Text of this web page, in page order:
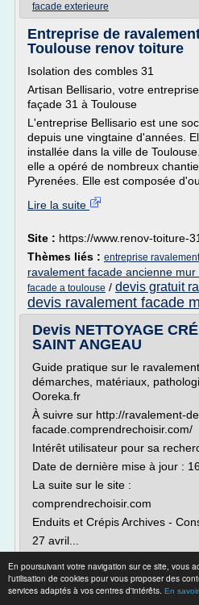
En poursuivant votre navigation sur ce site, vous
l'utilisation de cookies pour vous proposer des
services adaptés à vos centres d'intérêts. En
facade exterieure
Entreprise de
Toulouse renov toiture
Isolation des combles 31
Artisan Bellisario, votre
façade 31 à Toulouse
L'entreprise Bellisario est une
depuis une vingtaine d'années.
installée dans la ville de
elle a opéré de nombreux
Pyrenées. Elle est composée
Lire la suite
Site : https://www.renov-toiture-
Thèmes liés : entreprise
ravalement facade ancienne mur
facade a toulouse / devis gratuit
devis ravalement facade
Devis NETTOYAGE
SAINT ANGEAU
Guide pratique sur le
démarches, matériaux,
Ooreka.fr
À suivre sur http://ravalement-
facade.comprendrechoisir.com/
Intérêt utilisateur pour sa
Date de dernière mise à jour :
La suite sur le site :
comprendrechoisir.com
Enduits et Crépis Archives -
27 avril...
Lire la suite
Site :http://www.convention-